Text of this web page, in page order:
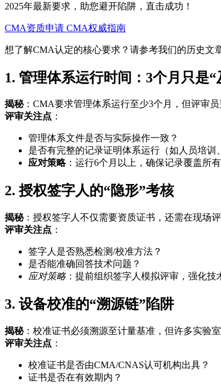
2025年最新要求，助您避开陷阱，直击成功！
CMA资质申请 CMA权威指南
想了解CMA认定的核心要求？请参考我们的历史文
1. 管理体系运行时间：3个月只是“
揭秘：CMA要求管理体系运行至少3个月，但评审
评审关注点 ：
管理体系文件是否与实际操作一致？
是否有完整的记录证明体系运行（如人员培训
应对策略：运行6个月以上，确保记录覆盖所
2. 授权签字人的“隐形”考核
揭秘：授权签字人不仅需要资质证书，还需在现场
评审关注点 ：
签字人是否熟悉检测/校准方法？
是否能准确回答技术问题？
应对策略 ：提前组织签字人模拟评审，强化技
3. 设备校准的“溯源链”陷阱
揭秘：校准证书必须溯源至计量基准，但许多实验
评审关注点 ：
校准证书是否由CMA/CNAS认可机构出具？
证书是否在有效期内？